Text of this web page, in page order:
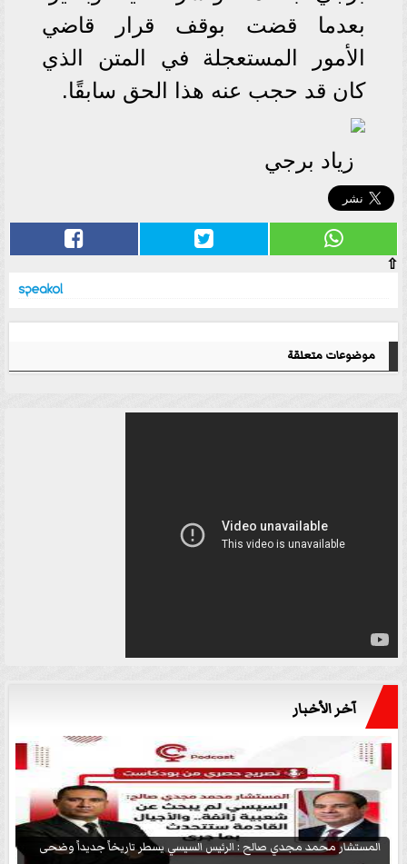
بعدما قضت بوقف قرار قاضي
الأمور المستعجلة في المتن الذي
كان قد حجب عنه هذا الحق سابقًا.
زياد برجي
⇧
موضوعات متعلقة
آخر الأخبار
المستشار محمد مجدي صالح : الرئيس السيسي يسطر تاريخاً جديداً وضحى